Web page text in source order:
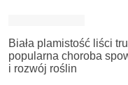
Biała plamistość liści
popularna choroba
i rozwój roślin